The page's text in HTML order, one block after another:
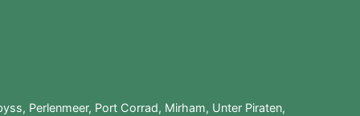
, Perlenmeer, Port Corrad, Mirham, Unter Piraten,